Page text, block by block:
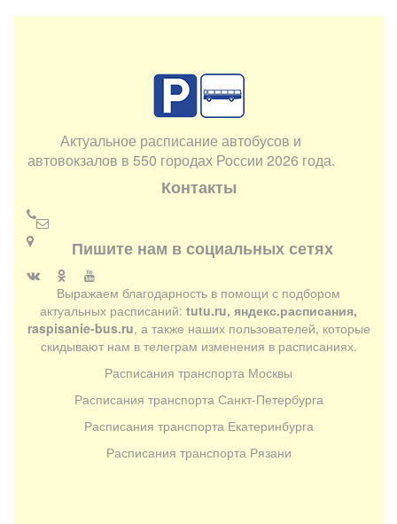
Актуальное расписание автобусов и
автовокзалов в 550 городах России 2026 года.
Контакты
Пишите нам в социальных сетях
Выражаем благодарность в помощи с подбором
актуальных расписаний: tutu.ru, яндекс.расписания,
raspisanie-bus.ru, а также наших пользователей, которые
скидывают нам в телеграм изменения в расписаниях.
Расписания транспорта Москвы
Расписания транспорта Санкт-Петербурга
Расписания транспорта Екатеринбурга
Расписания транспорта Рязани